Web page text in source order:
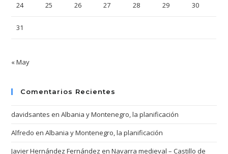
24 25 26 27 28 29 30
31
« May
Comentarios Recientes
davidsantes enAlbania y Montenegro, la planificación
Alfredo enAlbania y Montenegro, la planificación
Javier Hernández Fernández enNavarra medieval – Castillo de